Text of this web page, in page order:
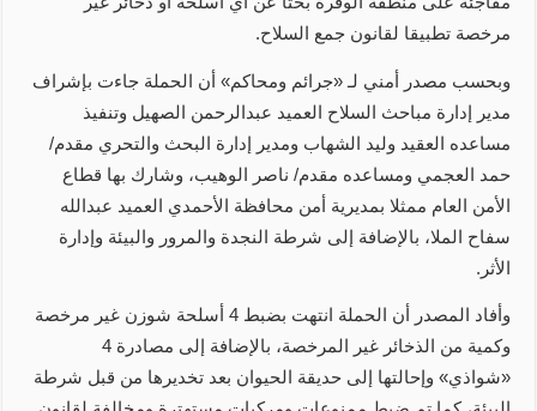
مرخصة تطبيقا لقانون جمع السلاح.
وبحسب مصدر أمني لـ «جرائم ومحاكم» أن الحملة جاءت بإشراف
مدير إدارة مباحث السلاح العميد عبدالرحمن الصهيل وتنفيذ
مساعده العقيد وليد الشهاب ومدير إدارة البحث والتحري مقدم/
حمد العجمي ومساعده مقدم/ ناصر الوهيب، وشارك بها قطاع
الأمن العام ممثلا بمديرية أمن محافظة الأحمدي العميد عبدالله
سفاح الملا، بالإضافة إلى شرطة النجدة والمرور والبيئة وإدارة
الأثر.
وأفاد المصدر أن الحملة انتهت بضبط 4 أسلحة شوزن غير مرخصة
وكمية من الذخائر غير المرخصة، بالإضافة إلى مصادرة 4
«شواذي» وإحالتها إلى حديقة الحيوان بعد تخديرها من قبل شرطة